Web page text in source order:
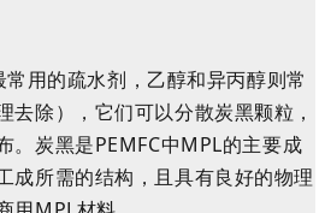
常用的疏水剂 ， 乙醇和异丙醇则常
去除）
，它们可以分散炭黑颗粒，
。 炭黑是PEMFC中MPL的主要成
成所需的结构 ， 且具有良好的物理